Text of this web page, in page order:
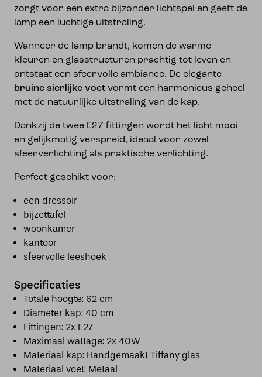
zorgt voor een extra bijzonder lichtspel en geeft de
lamp een luchtige uitstraling.
Wanneer de lamp brandt, komen de warme
kleuren en glasstructuren prachtig tot leven en
ontstaat een sfeervolle ambiance. De elegante
bruine sierlijke voet vormt een harmonieus geheel
met de natuurlijke uitstraling van de kap.
Dankzij de twee E27 fittingen wordt het licht mooi
en gelijkmatig verspreid, ideaal voor zowel
sfeerverlichting als praktische verlichting.
Perfect geschikt voor:
een dressoir
bijzettafel
woonkamer
kantoor
sfeervolle leeshoek
Specificaties
Totale hoogte: 62 cm
Diameter kap: 40 cm
Fittingen: 2x E27
Maximaal wattage: 2x 40W
Materiaal kap: Handgemaakt Tiffany glas
Materiaal voet: Metaal